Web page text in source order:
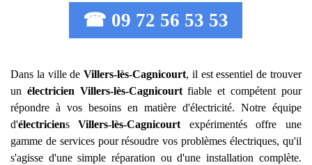
☎ 09 72 56 53 53
Dans la ville de Villers-lès-Cagnicourt, il est essentiel de trouver
un électricien Villers-lès-Cagnicourtfiable et compétent pour
répondre à vos besoins en matière d'électricité. Notre équipe
d'électriciensVillers-lès-Cagnicourt expérimentés offre une
gamme de services pour résoudre vos problèmes électriques, qu'il
s'agisse d'une simple réparation ou d'une installation complète.